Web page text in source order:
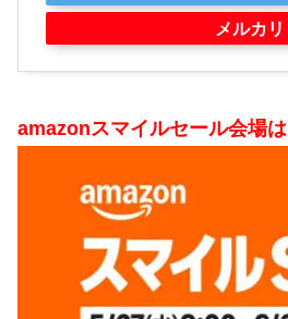
メルカリ
amazonスマイルセール会場